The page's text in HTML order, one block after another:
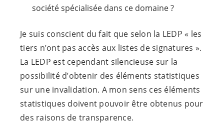
société spécialisée dans ce domaine ?
Je suis conscient du fait que selon la LEDP « les
tiers n’ont pas accès aux listes de signatures ».
La LEDP est cependant silencieuse sur la
possibilité d’obtenir des éléments statistiques
sur une invalidation. A mon sens ces éléments
statistiques doivent pouvoir être obtenus pour
des raisons de transparence.